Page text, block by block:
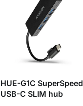
HUE-G1C SuperSpeed
USB-C SLIM hub